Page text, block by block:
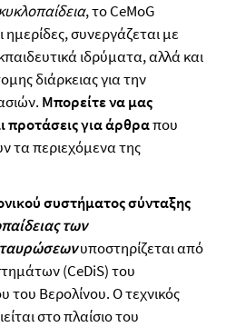
, το CeΜoG
ημερίδες, συνεργάζεται με
ιδρύματα, αλλά και
διάρκειας για την
Μπορείτε να μας
προτάσεις για άρθραπου
τα περιεχόμενα της
συστήματος σύνταξης
των
υποστηρίζεται από
(CeDiS) του
του Βερολίνου. Ο τεχνικός
στο πλαίσιο του